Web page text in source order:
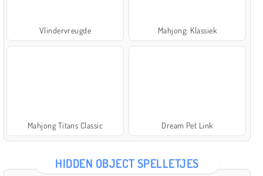
Vlindervreugde Mahjong: Klassiek
Mahjong Titans Classic Dream Pet Link
HIDDEN OBJECT SPELLETJES